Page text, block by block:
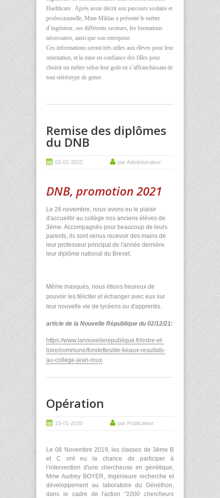
Haelthcare . Après avoir décrit son parcours scolaire et
professionnelle, Mme Miklas a présenté le métier
d’ingénieur, ses différents secteurs, les formations
nécessaires, ainsi que son entreprise.
Ces informations seront très utiles aux élèves pour leur
orientation, et la mise en confiance des filles pour
choisir un métier selon leur goût en s’affranchissant de
tout stéréotype de genre.
Remise des diplômes
du DNB
02-01-2022 par Administrateur
DNB, promotion 2021
Le 26 novembre, nous avons eu le plaisir
d'accueillir au collège nos anciens élèves de
3ème. Accompagnés pour beaucoup de leurs
parents, ils sont venus recevoir des mains de
leur professeur principal de l'année dernière
leur diplôme national du Brevet.
Même masqués, nous étions heureux de
pouvoir les féliciter et échanger avec eux sur
leur nouvelle vie de lycéens ou d'apprentis.
article de la Nouvelle République du 02/12/21:
https://www.lanouvellerepublique.fr/indre-et-
loire/commune/fondettes/de-beaux-resultats-
au-college-jean-roux
Opération
15-01-2020 par Publicateur
Le 08 Novembre 2019, les classes de 3ème B
et C ont eu la chance de participer à
l’intervention d'une chercheuse en génétique,
Mme Audrey BOYER, Ingénieure recherche et
développement au laboratoire du Généthon,
dans le cadre de l'action "1000 chercheurs